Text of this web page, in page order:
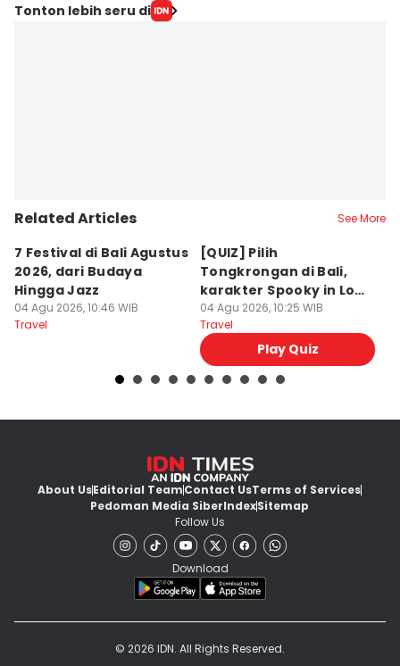
Tonton lebih seru di
Related Articles See More
7 Festival di Bali Agustus
2026, dari Budaya
Hingga Jazz
04 Agu 2026, 10:46 WIB
Travel
[QUIZ] Pilih
Tongkrongan di Bali,
karakter Spooky in Love
Ini Mirip Kamu
04 Agu 2026, 10:25 WIB
Travel
Play Quiz
About UsEditorial TeamContact UsTerms of Services
Pedoman Media SiberIndexSitemap
Follow Us
Download
© 2026 IDN. All Rights Reserved.